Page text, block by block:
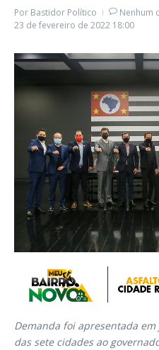
Por Bastidor Político
Nenhum
23 de fevereiro de 2022 18:00
Demanda foi apresentada
das sete cidades ao